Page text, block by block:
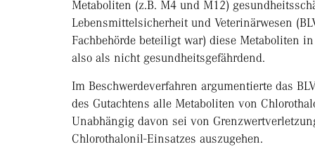
Metaboliten (z.B. M4 und M12)
Lebensmittelsicherheit und Veterinärwesen
Fachbehörde beteiligt war) diese Metaboliten
also als nicht gesundheitsgefährdend.
Im Beschwerdeverfahren argumentierte das
des Gutachtens alle Metaboliten von
Unabhängig davon sei von
Chlorothalonil-Einsatzes auszugehen.